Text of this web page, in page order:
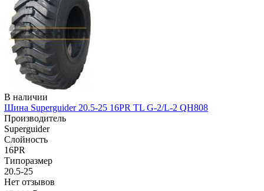
В наличии
Шина Superguider 20.5-25 16PR TL G-2/L-2 QH808
Производитель
Superguider
Слойность
16PR
Типоразмер
20.5-25
Нет отзывов